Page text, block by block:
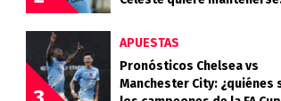
APUESTAS
Pronósticos Chelsea vs
Manchester City: ¿quiénes